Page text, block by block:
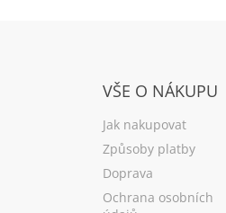
VŠE O NÁKUPU
Jak nakupovat
Způsoby platby
Doprava
Ochrana osobních